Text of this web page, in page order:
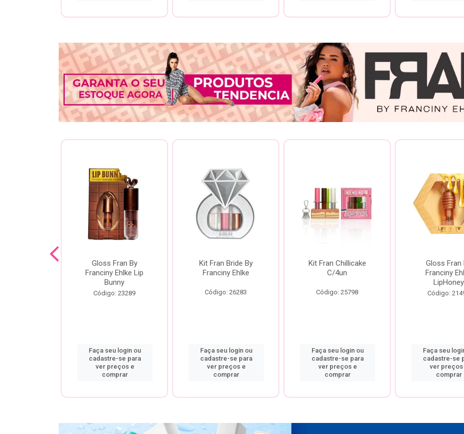
Gloss Fran By
Franciny Ehlke Lip
Bunny
Código: 23289
Faça seu login ou
cadastre-se para
ver preços e
comprar
Kit Fran Bride By
Franciny Ehlke
Código: 26283
Faça seu login ou
cadastre-se para
ver preços e
comprar
Kit Fran Chillicake
C/4un
Código: 25798
Faça seu login ou
cadastre-se para
ver preços e
comprar
Gloss Fran
Franciny
LipHoney
Código:
Faça seu
cadastre-se
ver preços
comprar